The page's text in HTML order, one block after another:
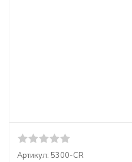
Артикул: 5300-CR